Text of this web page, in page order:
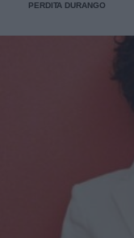
PERDITA DURANGO